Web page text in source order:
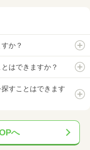
か？
はできますか？
すことはできます
へ